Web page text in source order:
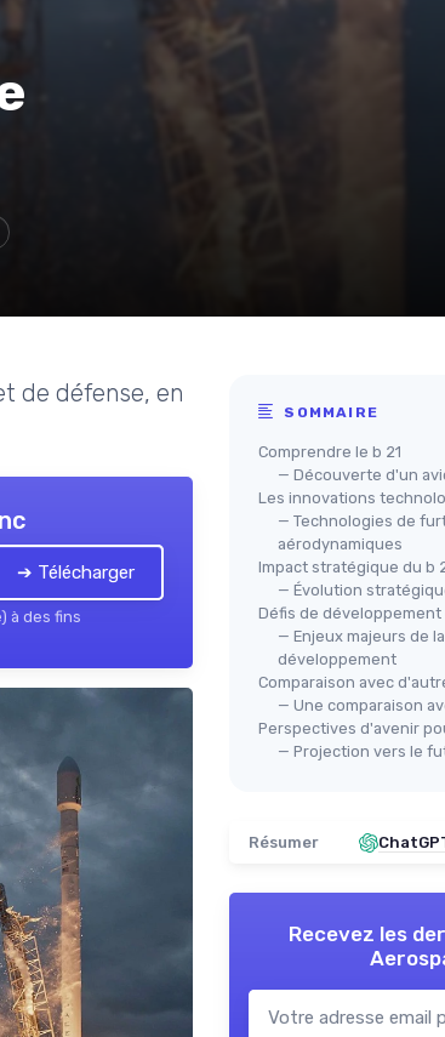
de défense, en
➔ Télécharger
à des fins
SOMMAIRE
Comprendre le b 21
— Découverte d'un
Les innovations
— Technologies de
aérodynamiques
Impact stratégique du b
— Évolution
Défis de
— Enjeux majeurs de
développement
Comparaison avec
— Une comparaison
Perspectives d'avenir
— Projection vers le
Résumer
Recevez les